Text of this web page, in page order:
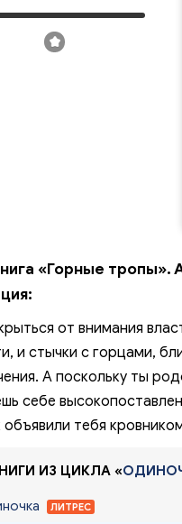
«Горные тропы».
от внимания
и стычки с горцами,
А поскольку ты
себе
объявили тебя
ИЗ ЦИКЛА «
ЛИТРЕС